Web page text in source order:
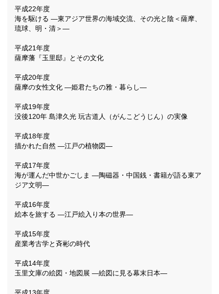
平成22年度
海を駆ける ―東アジア世界の海域交流、その光と陰＜薩摩、
琉球、明・清＞―
平成21年度
薩摩藩『玉里邸』とその文化
平成20年度
薩摩の女性文化 ―姫君たちの雅・暮らし―
平成19年度
没後120年 島津久光 玩古道人（がんこどうじん）の実像
平成18年度
描かれた自然 ―江戸の植物図―
平成17年度
海が運んだ中世かごしま ―陶磁器・中国銭・書籍が語る東ア
ジア文明―
平成16年度
絵本を旅する ―江戸絵入り本の世界―
平成15年度
産業考古学と斉彬の時代
平成14年度
玉里文庫の絵図・地図展 ―絵図に見る幕末日本―